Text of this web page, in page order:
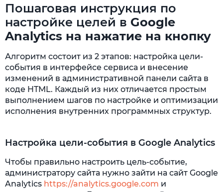
Пошаговая инструкция по
настройке целей в Google
Analytics на нажатие на кнопку
Алгоритм состоит из 2 этапов: настройка цели-
события в интерфейсе сервиса и внесение
изменений в административной панели сайта в
коде HTML. Каждый из них отличается простым
выполнением шагов по настройке и оптимизации
исполнения внутренних программных структур.
Настройка цели-события в Google Analytics
Чтобы правильно настроить цель-событие,
администратору сайта нужно зайти на сайт Google
Analytics https://analytics.google.com и